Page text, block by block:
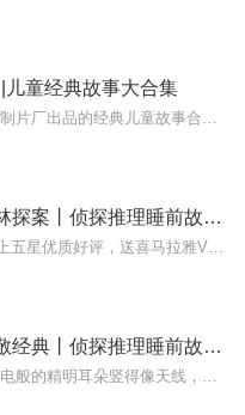
童经典故事大合集
黑猫警长新传2：森林探案丨侦探推理睡前故事【第2季】
黑猫警长新传1：致敬经典丨侦探推理睡前故事【第1季】